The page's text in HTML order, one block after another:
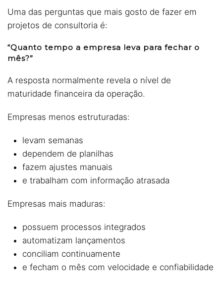
Uma das perguntas que mais gosto de fazer em
projetos de consultoria é:
“Quanto tempo a empresa leva para fechar o
mês?”
A resposta normalmente revela o nível de
maturidade financeira da operação.
Empresas menos estruturadas:
levam semanas
dependem de planilhas
fazem ajustes manuais
e trabalham com informação atrasada
Empresas mais maduras:
possuem processos integrados
automatizam lançamentos
conciliam continuamente
e fecham o mês com velocidade e confiabilidade